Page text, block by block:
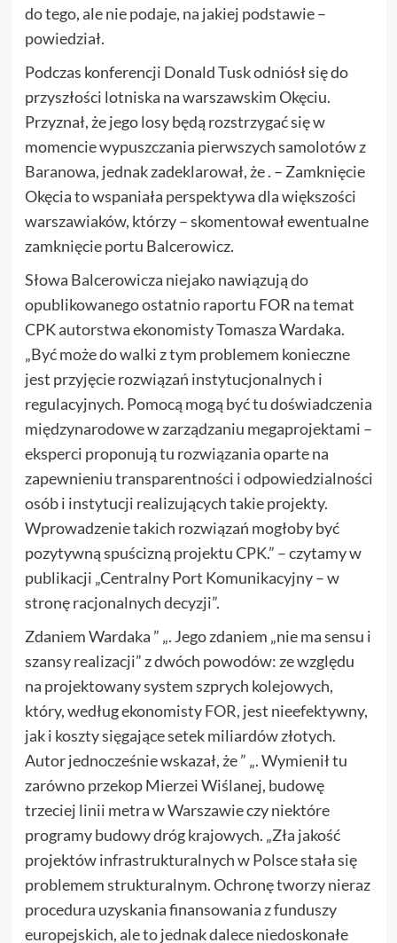
do tego, ale nie podaje, na jakiej podstawie –
powiedział.
Podczas konferencji Donald Tusk odniósł się do
przyszłości lotniska na warszawskim Okęciu.
Przyznał, że jego losy będą rozstrzygać się w
momencie wypuszczania pierwszych samolotów z
Baranowa, jednak zadeklarował, że . – Zamknięcie
Okęcia to wspaniała perspektywa dla większości
warszawiaków, którzy – skomentował ewentualne
zamknięcie portu Balcerowicz.
Słowa Balcerowicza niejako nawiązują do
opublikowanego ostatnio raportu FOR na temat
CPK autorstwa ekonomisty Tomasza Wardaka.
„Być może do walki z tym problemem konieczne
jest przyjęcie rozwiązań instytucjonalnych i
regulacyjnych. Pomocą mogą być tu doświadczenia
międzynarodowe w zarządzaniu megaprojektami –
eksperci proponują tu rozwiązania oparte na
zapewnieniu transparentności i odpowiedzialności
osób i instytucji realizujących takie projekty.
Wprowadzenie takich rozwiązań mogłoby być
pozytywną spuścizną projektu CPK.” – czytamy w
publikacji „Centralny Port Komunikacyjny – w
stronę racjonalnych decyzji”.
Zdaniem Wardaka ” „. Jego zdaniem „nie ma sensu i
szansy realizacji” z dwóch powodów: ze względu
na projektowany system szprych kolejowych,
który, według ekonomisty FOR, jest nieefektywny,
jak i koszty sięgające setek miliardów złotych.
Autor jednocześnie wskazał, że ” „. Wymienił tu
zarówno przekop Mierzei Wiślanej, budowę
trzeciej linii metra w Warszawie czy niektóre
programy budowy dróg krajowych. „Zła jakość
projektów infrastrukturalnych w Polsce stała się
problemem strukturalnym. Ochronę tworzy nieraz
procedura uzyskania finansowania z funduszy
europejskich, ale to jednak dalece niedoskonałe